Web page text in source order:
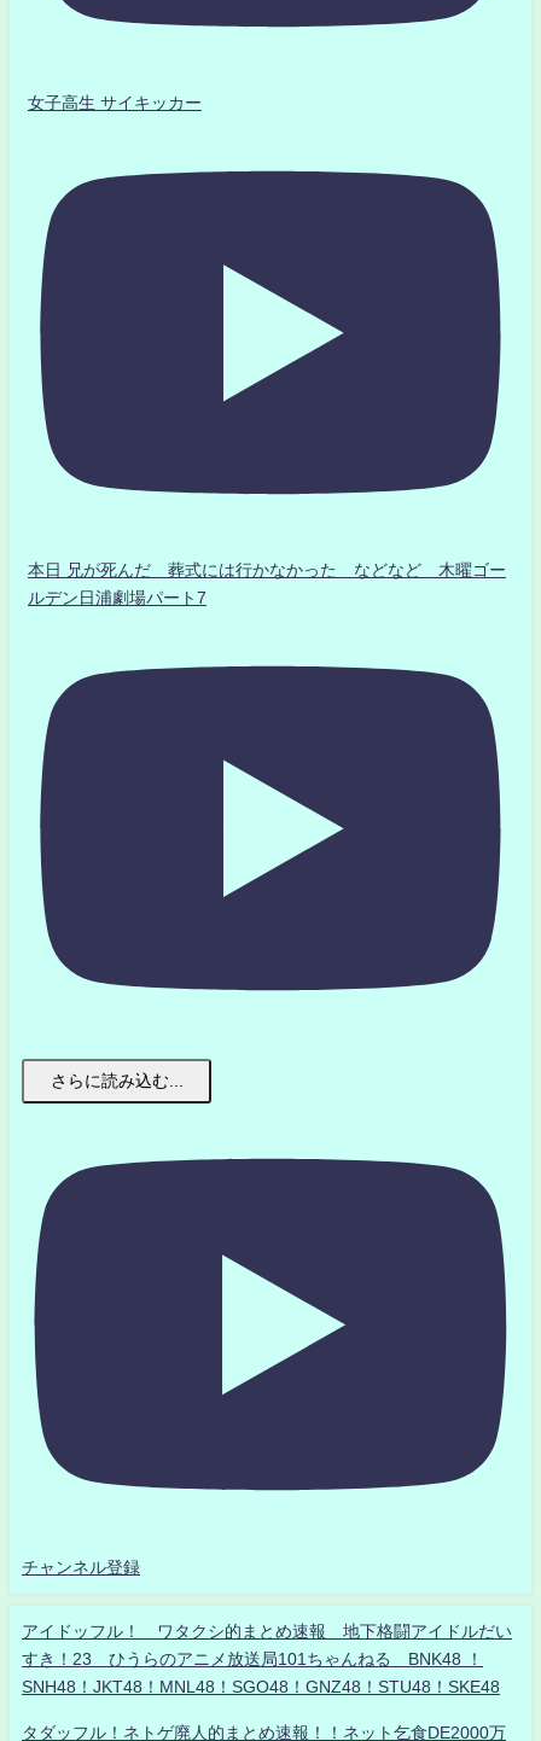
女子高生 サイキッカー
本日 兄が死んだ 葬式には行かなかった などなど 木曜ゴー
ルデン日浦劇場パート7
さらに読み込む...
チャンネル登録
アイドッフル！ ワタクシ的まとめ速報 地下格闘アイドルだい
すき！23 ひうらのアニメ放送局101ちゃんねる BNK48 ！
SNH48！JKT48！MNL48！SGO48！GNZ48！STU48！SKE48
タダッフル！ネトゲ廃人的まとめ速報！！ネット乞食DE2000万